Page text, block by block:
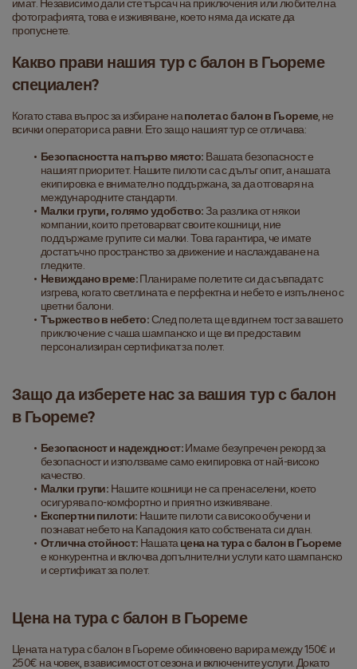
имат. Независимо дали сте търсач на приключения или любител на
фотографията, това е изживяване, което няма да искате да
пропуснете.
Какво прави нашия тур с балон в Гьореме
специален?
Когато става въпрос за избиране на полета с балон в Гьореме, не
всички оператори са равни. Ето защо нашият тур се отличава:
Безопасността на първо място: Вашата безопасност е
нашият приоритет. Нашите пилоти са с дълъг опит, а нашата
екипировка е внимателно поддържана, за да отговаря на
международните стандарти.
Малки групи, голямо удобство: За разлика от някои
компании, които претоварват своите кошници, ние
поддържаме групите си малки. Това гарантира, че имате
достатъчно пространство за движение и наслаждаване на
гледките.
Невиждано време: Планираме полетите си да съвпадат с
изгрева, когато светлината е перфектна и небето е изпълнено с
цветни балони.
Тържество в небето: След полета ще вдигнем тост за вашето
приключение с чаша шампанско и ще ви предоставим
персонализиран сертификат за полет.
Защо да изберете нас за вашия тур с балон
в Гьореме?
Безопасност и надеждност: Имаме безупречен рекорд за
безопасност и използваме само екипировка от най-високо
качество.
Малки групи: Нашите кошници не са пренаселени, което
осигурява по-комфортно и приятно изживяване.
Експертни пилоти: Нашите пилоти са високо обучени и
познават небето на Кападокия като собствената си длан.
Отлична стойност: Нашата цена на тура с балон в Гьореме
е конкурентна и включва допълнителни услуги като шампанско
и сертификат за полет.
Цена на тура с балон в Гьореме
Цената на тура с балон в Гьореме обикновено варира между 150€ и
250€ на човек, в зависимост от сезона и включените услуги. Докато